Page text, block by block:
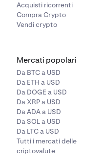
Acquisti ricorrenti
Compra Crypto
Vendi crypto
Mercati popolari
Da BTC a USD
Da ETH a USD
Da DOGE a USD
Da XRP a USD
Da ADA a USD
Da SOL a USD
Da LTC a USD
Tutti i mercati delle
criptovalute